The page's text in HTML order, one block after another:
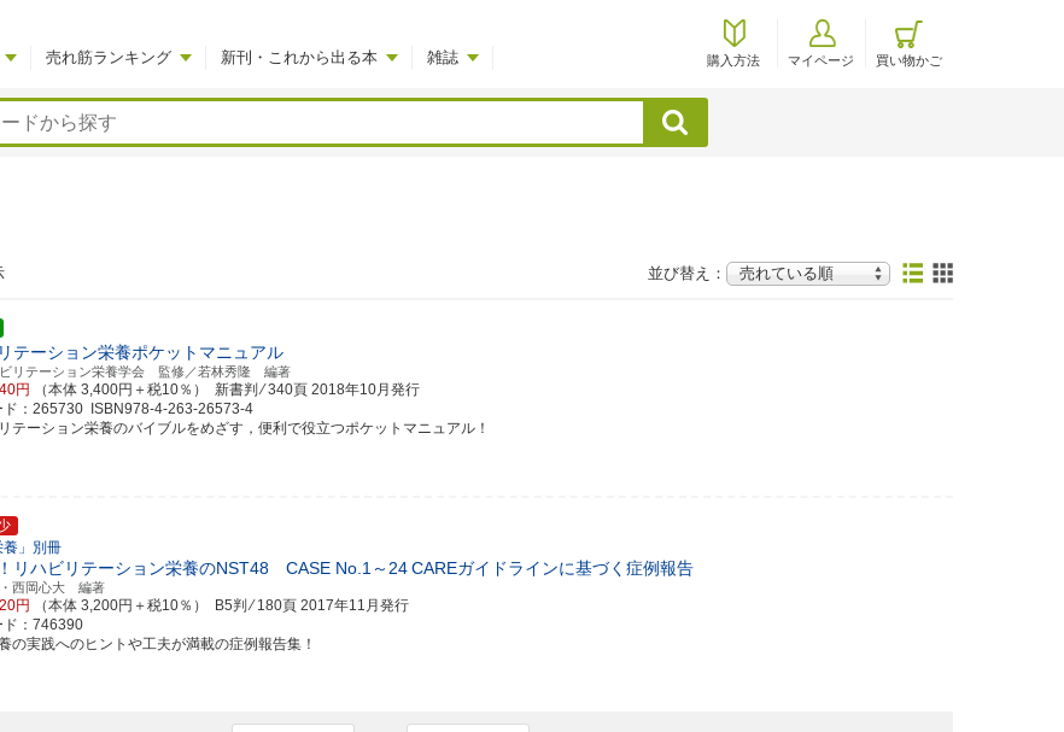
売れ筋ランキング 新刊・これから出る本 雑誌 購入方法 マイページ 買い物かご
検索
並び替え：
テーション栄養ポケットマニュアル
ビリテーション栄養学会 監修／若林秀隆 編著
円 （本体 3,400円＋税10％） 新書判 ⁄ 340頁 2018年10月発行
ド：265730 ISBN978-4-263-26573-4
テーション栄養のバイブルをめざす，便利で役立つポケットマニュアル！
養」別冊
リハビリテーション栄養のNST48 CASE No.1～24CAREガイドラインに基づく症例報告
西岡心大 編著
円 （本体 3,200円＋税10％） B5判 ⁄ 180頁 2017年11月発行
ド：746390
の実践へのヒントや工夫が満載の症例報告集！